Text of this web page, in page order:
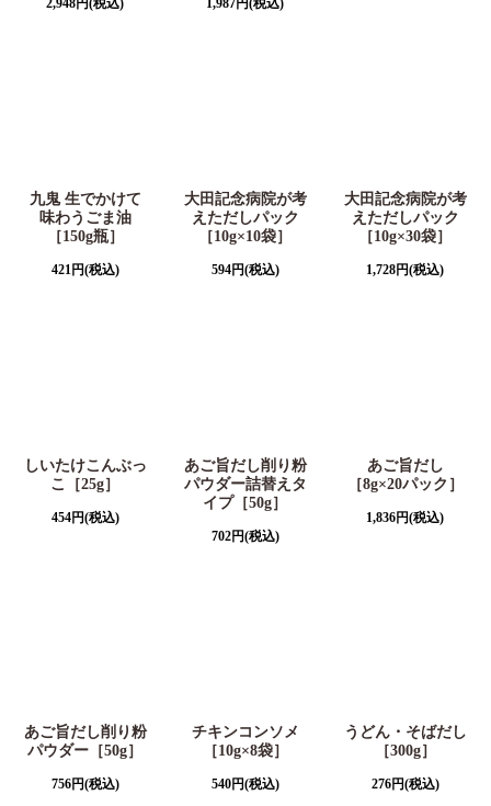
2,948円(税込) 1,987円(税込)
九鬼 生でかけて
味わうごま油
［150g瓶］
421円(税込)
大田記念病院が考
えただしパック
［10g×10袋］
594円(税込)
大田記念病院が考
えただしパック
［10g×30袋］
1,728円(税込)
しいたけこんぶっ
こ［25g］
454円(税込)
あご旨だし削り粉
パウダー詰替えタ
イプ［50g］
702円(税込)
あご旨だし
［8g×20パック］
1,836円(税込)
あご旨だし削り粉
パウダー［50g］
756円(税込)
チキンコンソメ
［10g×8袋］
540円(税込)
うどん・そばだし
［300g］
276円(税込)